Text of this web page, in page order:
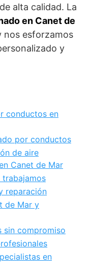
alta calidad. La
en Canet de
nos esforzamos
y
conductos en
por conductos
de aire
Canet de Mar
trabajamos
reparación
de Mar y
sin compromiso
en